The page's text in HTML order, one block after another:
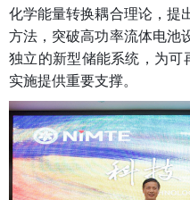
化学能量转换耦合理论，提
方法，突破高功率流体电池
独立的新型储能系统，为可
实施提供重要支撑。